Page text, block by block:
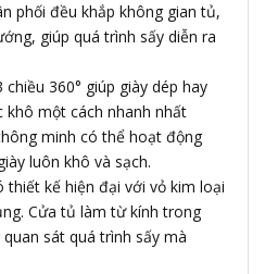
phối đều khắp không gian tủ,
giúp quá trình sấy diễn ra
360° giúp giày dép hay
một cách nhanh nhất
minh có thể hoạt động
luôn khô và sạch.
thiết kế hiện đại với vỏ kim loại
Cửa tủ làm từ kính trong
sát quá trình sấy mà